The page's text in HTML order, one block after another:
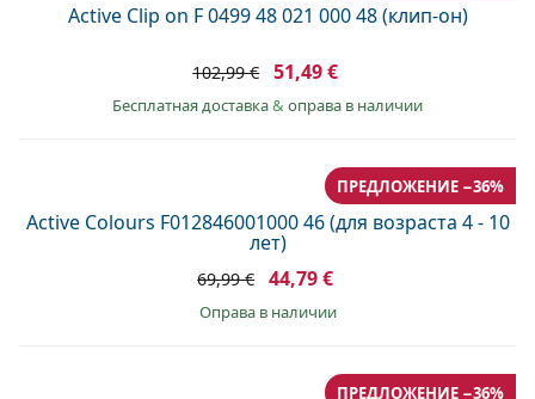
Active Clip on F 0499 48 021 000 48 (клип-он)
102,99 € 51,49 €
Бесплатная доставка& оправа в наличии
Active Colours F012846001000 46 (для возраста 4 - 10
лет)
ПРЕДЛОЖЕНИЕ −36%
69,99 € 44,79 €
оправа в наличии
ПРЕДЛОЖЕНИЕ −36%